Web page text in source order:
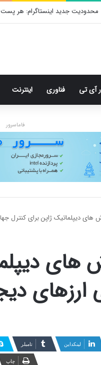
Moto X70 Air Pro؛ گوشی فوق بارک با دوربین سه‌گانه و رقیب آیفون ایر
آی تی فناوری اینترنت
فاماسرور
های دیپلماتیک ژاپن برای کنترل
های
ارزهای
لینکداین تامبلر
چاپ